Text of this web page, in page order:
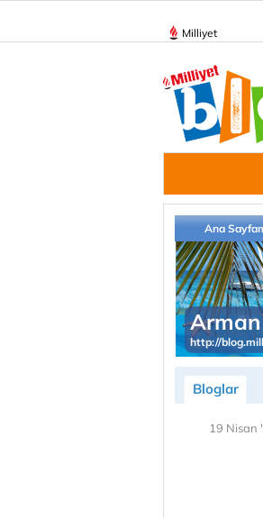
Milliyet
Ana
Arman
http://
Bloglar
19 Nisan